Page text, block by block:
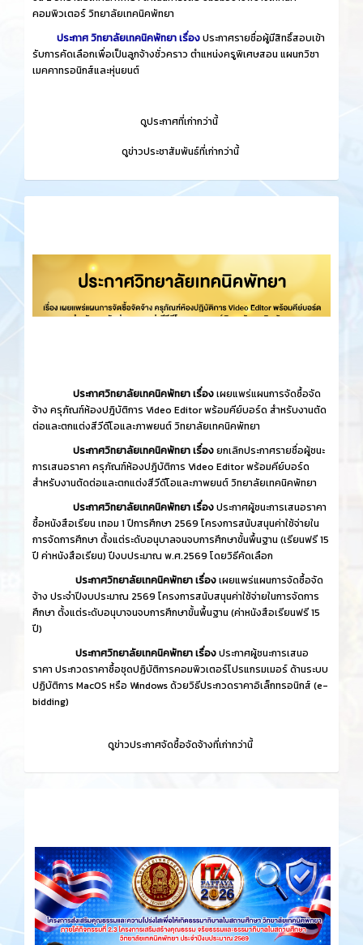
คอมพิวเตอร์ วิทยาลัยเทคนิคพัทยา
ประกาศ วิทยาลัยเทคนิคพัทยา เรื่องประกาศรายชื่อผู้มีสิทธิ์สอบเข้า
รับการคัดเลือกเพื่อเป็นลูกจ้างชั่วคราว ตำแหน่งครูพิเศษสอน แผนกวิชา
เมคคาทรอนิกส์และหุ่นยนต์
ดูประกาศที่เก่ากว่านี้
ดูข่าวประชาสัมพันธ์ที่เก่ากว่านี้
ประกาศวิทยาลัยเทคนิคพัทยา เรื่องเผยแพร่แผนการจัดซื้อจัด
จ้าง ครุภัณฑ์ห้องปฎิบัติการ Video Editor พร้อมคีย์บอร์ด สำหรับงานตัด
ต่อและตกแต่งสีวีดีโอและภาพยนต์ วิทยาลัยเทคนิคพัทยา
ประกาศวิทยาลัยเทคนิคพัทยา เรื่องยกเลิกประกาศรายชื่อผู้ชนะ
การเสนอราคา ครุภัณฑ์ห้องปฎิบัติการ Video Editor พร้อมคีย์บอร์ด
สำหรับงานตัดต่อและตกแต่งสีวีดีโอและภาพยนต์ วิทยาลัยเทคนิคพัทยา
ประกาศวิทยาลัยเทคนิคพัทยา เรื่องประกาศผู้ชนะการเสนอราคา
ซื้อหนังสือเรียน เทอม 1 ปีการศึกษา 2569 โครงการสนับสนุนค่าใช้จ่ายใน
การจัดการศึกษา ตั้งแต่ระดับอนุบาลจนจบการศึกษาขั้นพื้นฐาน (เรียนฟรี 15
ปี ค่าหนังสือเรียน) ปีงบประมาณ พ.ศ.2569 โดยวิธีคัดเลือก
ประกาศวิทยาลัยเทคนิคพัทยา เรื่องเผยแพร่แผนการจัดซื้อจัด
จ้าง ประจำปีงบประมาณ 2569 โครงการสนับสนุนค่าใช้จ่ายในการจัดการ
ศึกษา ตั้งแต่ระดับอนุบาจนจบการศึกษาขั้นพื้นฐาน (ค่าหนังสือเรียนฟรี 15
ปี)
ประกาศวิทยาลัยเทคนิคพัทยา เรื่องประกาศผู้ชนะการเสนอ
ราคา ประกวดราคาซื้อชุดปฏิบัติการคอมพิวเตอร์โปรแกรมเมอร์ ด้านระบบ
ปฏิบัติการ MacOS หรือ Windows ด้วยวิธีประกวดราคาอิเล็กทรอนิกส์ (e-
bidding)
ดูข่าวประกาศจัดซื้อจัดจ้างที่เก่ากว่านี้